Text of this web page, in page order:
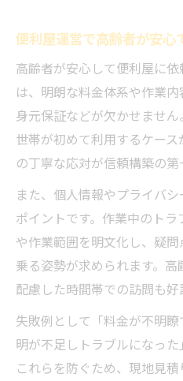
便利屋運営で高齢者が安心
高齢者が安心して便利屋に
は、明朗な料金体系や作業
身元保証などが欠かせませ
世帯が初めて利用するケー
の丁寧な応対が信頼構築の第
また、個人情報やプライバ
ポイントです。作業中のト
や作業範囲を明文化し、疑
乗る姿勢が求められます。
配慮した時間帯での訪問も好
失敗例として「料金が不明
明が不足しトラブルになった
これらを防ぐため、現地見